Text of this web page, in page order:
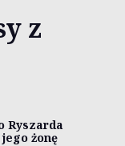
z
Ryszarda
żonę